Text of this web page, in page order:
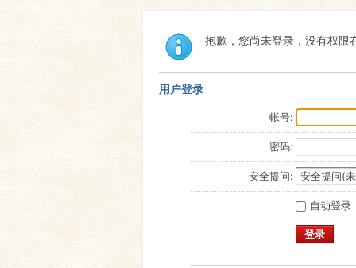
抱歉，您尚未登录，没有权限
用户登录
帐号:
密码:
安全提问:
自动登录
登录